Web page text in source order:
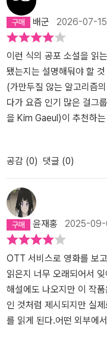
하게’ 웃으며 지켜보던 어
존재를 산에서 목격한 아
추얼 스페이스’라는 교단
잠입 취재기 등으로 가지
괴담들이 모두 ‘긴키 지방
다루고 있다는 사실이 드
것도 이와 무관하지 않음
꼈던 점은, 분명 소설임을
의 에피소드들은, 작가인
성을 집요하게 강조하며
에 걸쳐 있는 엄청나게 넓
벌어지니 독자들은 이를 ‘
을 자극하고 단순화되고
담은 괴벨스의 선동에 나
사한 것처럼 말입니다. 이
화자와 친구의 실종의 미
침내 목도하게 되는 이 모
끼게 됩니다. 반전이라 할
고해는 이 공포감의 마지
음으로 돌아가 괴담을 다
배군 2026-07-15
이런 식의 공포 소설을 읽
됐는지는 설명해둬야 할
(가만두질 않는 알고리즘
다가 요즘 인기 많은 걸그
을 Kim Gaeul)이 추천하
물에 거부감이 크지 않다
스함과 어떤 불편-불길한
로 읽혀지진 않아서 (벌벌
말을 꺼낼 것 같다. 괜히 뒤통수
컬트 잡지와 괴담 잡지에
괴담 프로그램의 구성을
터넷에 일련의 글을 게시
았습니다. 이 일과 관련해
으로, 일본 긴키 지방의 어
기묘한 이야기들이 인터뷰
게시판의 타래 모음 등 다
괴담들의 이면에 숨겨진
공감 (0) 댓글 (0)
윤재홍 2025-09-
OTT 서비스로 영화를 보
읽은지 너무 오래되어서
해설에도 나오지만 이 작
인 것처럼 제시되지만 실
를 읽게 된다.어떤 외부에